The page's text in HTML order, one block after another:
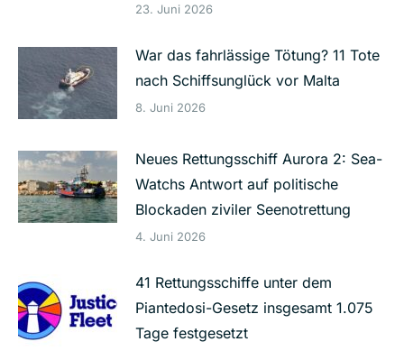
23. Juni 2026
War das fahrlässige Tötung? 11 Tote
nach Schiffsunglück vor Malta
8. Juni 2026
Neues Rettungsschiff Aurora 2: Sea-
Watchs Antwort auf politische
Blockaden ziviler Seenotrettung
4. Juni 2026
41 Rettungsschiffe unter dem
Piantedosi-Gesetz insgesamt 1.075
Tage festgesetzt